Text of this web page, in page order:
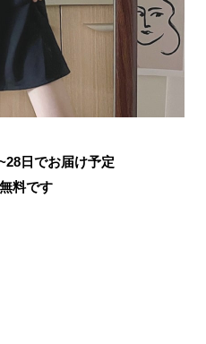
日でお届け予定
料です